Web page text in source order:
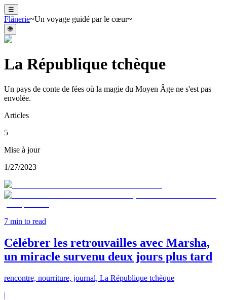
☰
Flânerie~Un voyage guidé par le cœur~
🌐
La République tchèque
Un pays de conte de fées où la magie du Moyen Âge ne s'est pas
envolée.
Articles
5
Mise à jour
1/27/2023
7 min to read
Célébrer les retrouvailles avec Marsha,
un miracle survenu deux jours plus tard
rencontre, nourriture, journal, La République tchèque
|